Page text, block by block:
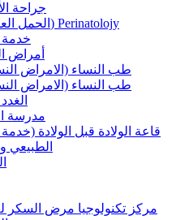
جراحة
(الحمل العالي الخطورة) Perinatolojy
خدمة
أمراض
طب النساء (الامراض
طب النساء (الامراض
مدرسة
الطبيعي
مركز تكنولوجيا مرض السكر